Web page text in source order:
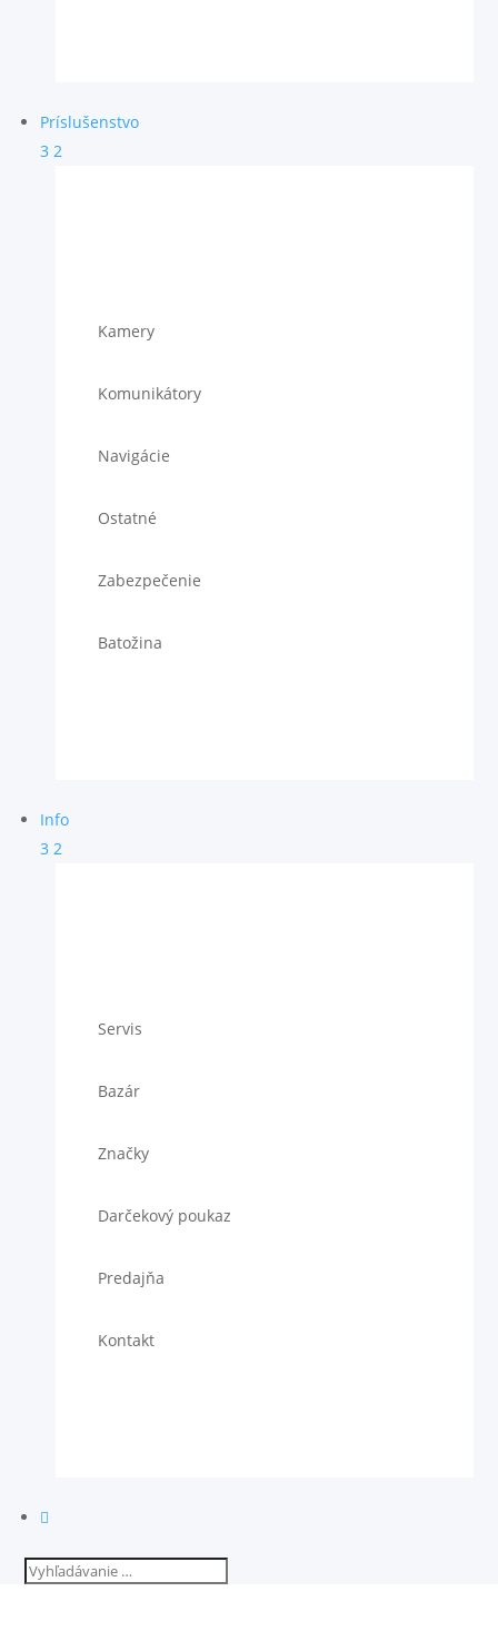
Príslušenstvo
3 2
Kamery
Komunikátory
Navigácie
Ostatné
Zabezpečenie
Batožina
Info
3 2
Servis
Bazár
Značky
Darčekový poukaz
Predajňa
Kontakt
